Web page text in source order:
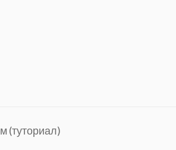
(туториал)